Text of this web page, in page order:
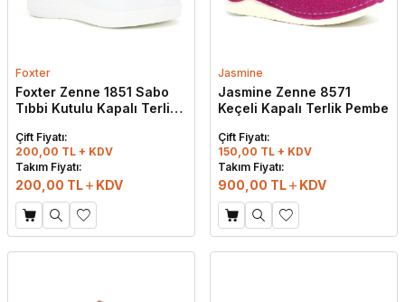
Foxter
Foxter Zenne 1851 Sabo
Tıbbi Kutulu Kapalı Terlik
Çift Fiyatı:
200,00 TL + KDV
Takım Fiyatı:
200,00 TL KDV
Jasmine
Jasmine Zenne 8571
Keçeli Kapalı Terlik Pembe
Çift Fiyatı:
150,00 TL + KDV
Takım Fiyatı:
900,00 TL KDV